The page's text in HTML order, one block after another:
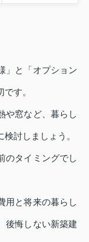
」と「オプション
す。
や窓など、暮らし
討しましょう。
のタイミングでし
用と将来の暮らし
後悔しない新築建